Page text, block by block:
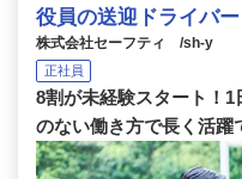
役員の送迎ドライバー
株式会社セーフティ /sh-y
正社員
8割が未経験スタート！
のない働き方で長く活躍